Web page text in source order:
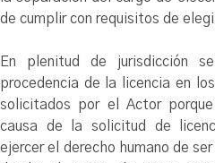
de cumplir con requisitos de
En plenitud de jurisdicción
procedencia de la licencia en
solicitados por el Actor
causa de la solicitud de
ejercer el derecho humano de